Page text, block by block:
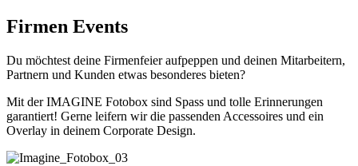
Firmen Events
Du möchtest deine Firmenfeier aufpeppen und deinen Mitarbeitern,
Partnern und Kunden etwas besonderes bieten?
Mit der IMAGINE Fotobox sind Spass und tolle Erinnerungen
garantiert! Gerne leifern wir die passenden Accessoires und ein
Overlay in deinem Corporate Design.